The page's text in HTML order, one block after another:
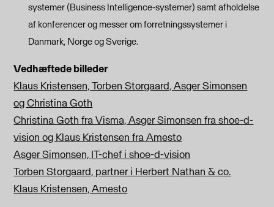
systemer (Business Intelligence-systemer) samt afholdelse
af konferencer og messer om forretningssystemer i
Danmark, Norge og Sverige.
Vedhæftede billeder
Klaus Kristensen, Torben Storgaard, Asger Simonsen
og Christina Goth
Christina Goth fra Visma, Asger Simonsen fra shoe-d-
vision og Klaus Kristensen fra Amesto
Asger Simonsen, IT-chef i shoe-d-vision
Torben Storgaard, partner i Herbert Nathan & co.
Klaus Kristensen, Amesto